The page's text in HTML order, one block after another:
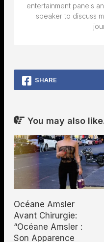
entertainment panels
speaker to discuss
SHARE
You may also
Océane Amsler
Avant Chirurgie:
“Océane Amsler :
Son Apparence